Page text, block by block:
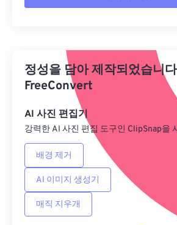
사전 설정에서 적용
사전 설정으로 저장
정성을 담아 제작되었습니다
FreeConvert
AI 사진 편집기
강력한 AI 사진 편집 도구인 ClipSnap을
배경 제거
AI 이미지 생성기
매직 지우개